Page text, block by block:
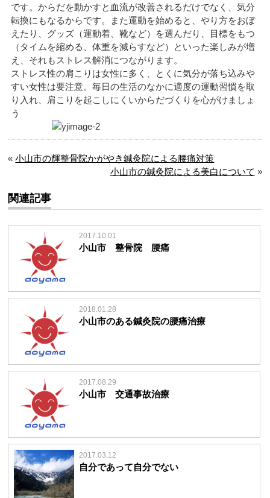
です。からだを動かすと血流が改善されるだけでなく、気分
転換にもなるからです。また運動を始めると、やり方をおぼ
えたり、グッズ（運動着、靴など）を選んだり、目標をもつ
（タイムを縮める、体重を減らすなど）といった楽しみが増
え、それもストレス解消につながります。
ストレス性の肩こりは女性に多く、とくに気分が落ち込みや
すい女性は要注意。毎日の生活のなかに適度の運動習慣を取
り入れ、肩こりを起こしにくいからだづくりを心がけましょ
う
«小山市の輝整骨院かがやき鍼灸院による腰痛対策
小山市の鍼灸院による美白について »
関連記事
2017.10.01
小山市 整骨院 腰痛
2018.01.28
小山市のある鍼灸院の腰痛治療
2017.08.29
小山市 交通事故治療
2017.03.12
自分であって自分でない